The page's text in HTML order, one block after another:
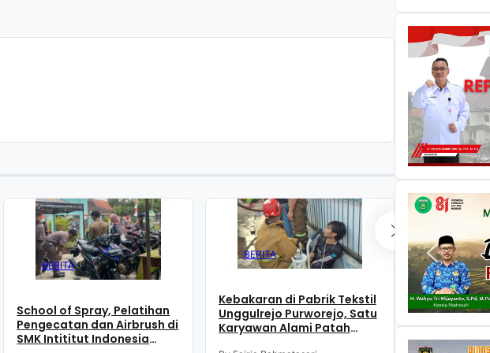
BERITA
School of Spray, Pelatihan
Pengecatan dan Airbrush di
SMK Intititut Indonesia
BERITA
Kebakaran di Pabrik Tekstil
Unggulrejo Purworejo, Satu
Karyawan Alami Patah
BERITA
Kebakaran
Unggulrejo
Diduga
Listrik